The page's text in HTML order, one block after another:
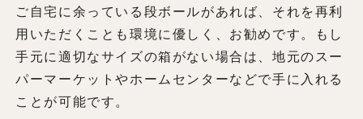
ご自宅に余っている段ボールがあれば、それを再利
用いただくことも環境に優しく、お勧めです。もし
手元に適切なサイズの箱がない場合は、地元のスー
パーマーケットやホームセンターなどで手に入れる
ことが可能です。